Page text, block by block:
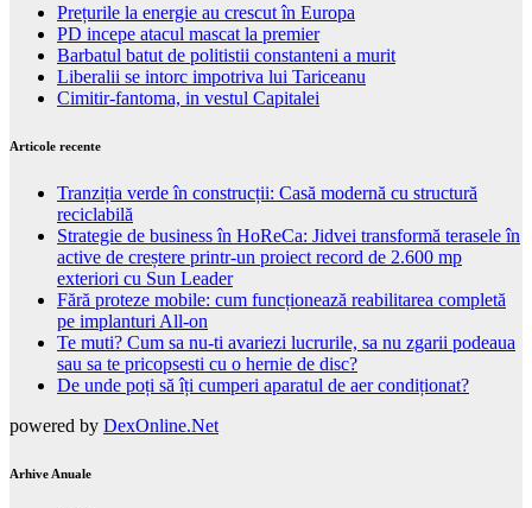
Prețurile la energie au crescut în Europa
PD incepe atacul mascat la premier
Barbatul batut de politistii constanteni a murit
Liberalii se intorc impotriva lui Tariceanu
Cimitir-fantoma, in vestul Capitalei
Articole recente
Tranziția verde în construcții: Casă modernă cu structură
reciclabilă
Strategie de business în HoReCa: Jidvei transformă terasele în
active de creștere printr-un proiect record de 2.600 mp
exteriori cu Sun Leader
Fără proteze mobile: cum funcționează reabilitarea completă
pe implanturi All-on
Te muti? Cum sa nu-ti avariezi lucrurile, sa nu zgarii podeaua
sau sa te pricopsesti cu o hernie de disc?
De unde poți să îți cumperi aparatul de aer condiționat?
powered by DexOnline.Net
Arhive Anuale